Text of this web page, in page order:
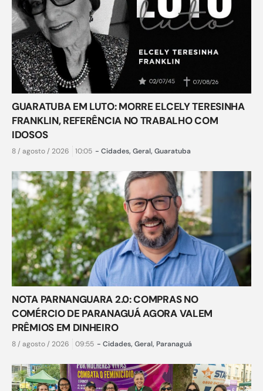
GUARATUBA EM LUTO: MORRE ELCELY TERESINHA
FRANKLIN, REFERÊNCIA NO TRABALHO COM
IDOSOS
8 / agosto / 2026 10:05 - Cidades, Geral, Guaratuba
NOTA PARNANGUARA 2.0: COMPRAS NO
COMÉRCIO DE PARANAGUÁ AGORA VALEM
PRÊMIOS EM DINHEIRO
8 / agosto / 2026 09:55 - Cidades, Geral, Paranaguá